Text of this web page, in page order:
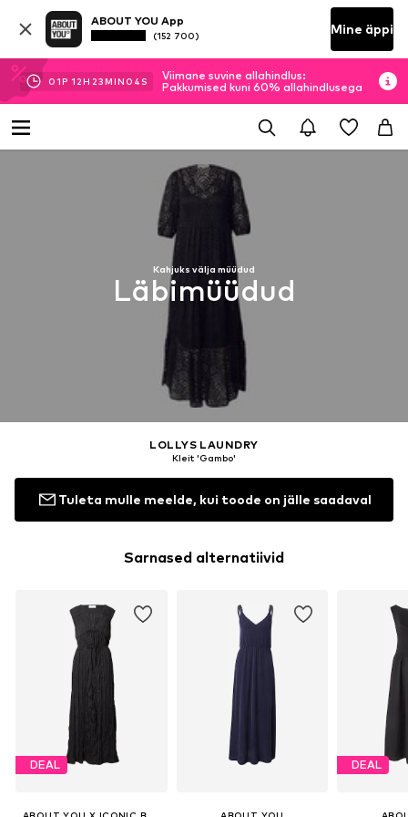
ABOUT YOU App
(152 700) Mine äppi
01P 12H 23MIN 04 S
Viimane suvine allahindlus:
Pakkumised kuni 60% allahindlusega
Kahjuks välja müüdud
Läbimüüdud
LOLLYS LAUNDRY
Kleit 'Gambo'
Tuleta mulle meelde, kui toode on jälle saadaval
Sarnased alternatiivid
DEAL DEAL